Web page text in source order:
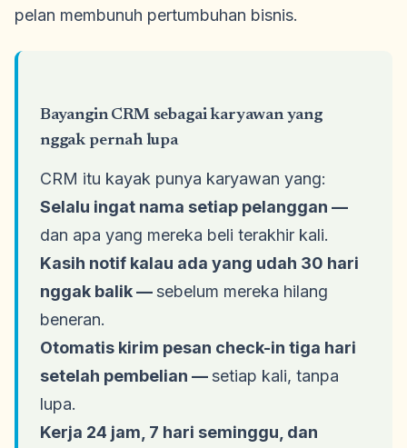
pelan membunuh pertumbuhan bisnis.
Bayangin CRM sebagai karyawan yang
nggak pernah lupa
CRM itu kayak punya karyawan yang:
Selalu ingat nama setiap pelanggan —
dan apa yang mereka beli terakhir kali.
Kasih notif kalau ada yang udah 30 hari
nggak balik —sebelum mereka hilang
beneran.
Otomatis kirim pesan check-in tiga hari
setelah pembelian —setiap kali, tanpa
lupa.
Kerja 24 jam, 7 hari seminggu, dan